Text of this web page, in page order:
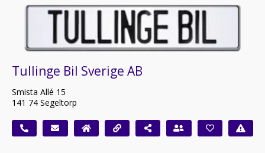
Tullinge Bil Sverige AB
Smista Allé 15
141 74 Segeltorp